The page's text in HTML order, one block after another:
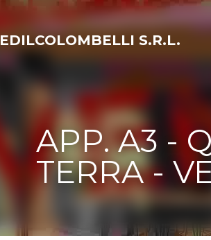
EDILCOLOMBELLI S.R.L.
APP. A3 -
TERRA -